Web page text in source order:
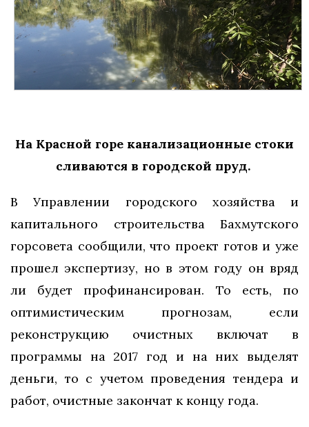
На Красной горе канализационные стоки
сливаются в городской пруд.
В Управлении городского хозяйства и
капитального строительства Бахмутского
горсовета сообщили, что проект готов и уже
прошел экспертизу, но в этом году он вряд
ли будет профинансирован. То есть, по
оптимистическим прогнозам, если
реконструкцию очистных включат в
программы на 2017 год и на них выделят
деньги, то с учетом проведения тендера и
работ, очистные закончат к концу года.